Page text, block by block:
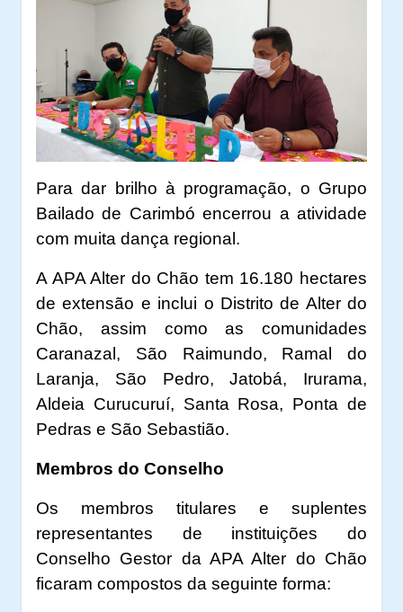
Para dar brilho à programação, o Grupo
Bailado de Carimbó encerrou a atividade
com muita dança regional.
A APA Alter do Chão tem 16.180 hectares
de extensão e inclui o Distrito de Alter do
Chão, assim como as comunidades
Caranazal, São Raimundo, Ramal do
Laranja, São Pedro, Jatobá, Irurama,
Aldeia Curucuruí, Santa Rosa, Ponta de
Pedras e São Sebastião.
Membros do Conselho
Os membros titulares e suplentes
representantes de instituições do
Conselho Gestor da APA Alter do Chão
ficaram compostos da seguinte forma: